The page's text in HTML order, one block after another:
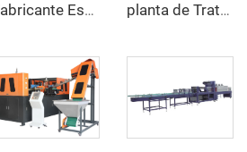
Fabricante Especializado no Sistema de Esteira Transportadora de Ar para Garrafas Pet planta de Tratamento de Água Potável com Mini RO de 1000L